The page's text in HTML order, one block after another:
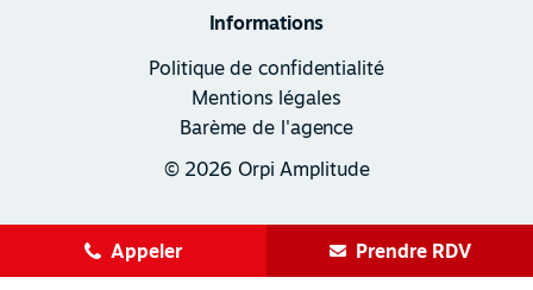
Informations
Politique de confidentialité
Mentions légales
Barème de l'agence
© 2026 Orpi Amplitude
Appeler Prendre RDV